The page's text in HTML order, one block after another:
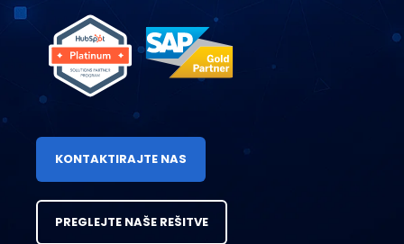
KONTAKTIRAJTE NAS
PREGLEJTE NAŠE REŠITVE